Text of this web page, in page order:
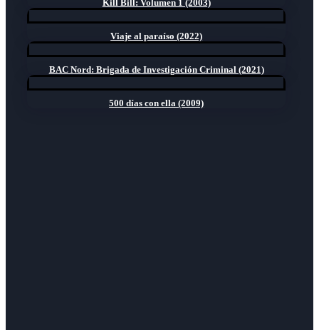
Kill Bill: Volumen 1 (2003)
Viaje al paraíso (2022)
BAC Nord: Brigada de Investigación Criminal (2021)
500 días con ella (2009)